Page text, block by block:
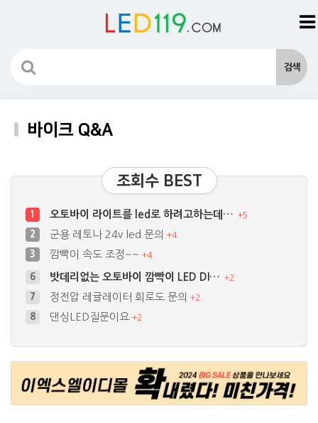
바이크 Q&A
조회수 BEST
6 밧데리없는 오토바이 깜빡이 LED DI… +2
7 정전압 레귤레이터 회로도 문의 +2
8 댄싱LED질문이요 +2
4 엘이디 정전압다이오드 연결법좀 갈챠주세…+ 3
5 서울반도체 파워led 10w 가 남아돌… +2
1 오토바이 라이트를 led로 하려고하는데… +5
2 군용 레토나 24v led 문의 +4
3 깜빡이 속도 조정~~ +4